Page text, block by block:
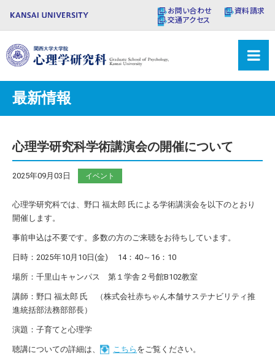
お問い合わせ
資料請求
交通アクセス
最新情報
心理学研究科学術講演会の開催について
2025年09月03日 イベント
心理学研究科では、野口 福太郎 氏による学術講演会を以下のとおり
開催します。
事前申込は不要です。多数の方のご来聴をお待ちしています。
日時：2025年10月10日(金) 14：40～16：10
場所：千里山キャンパス 第１学舎２号館B102教室
講師：野口 福太郎 氏 （株式会社赤ちゃん本舗サステナビリティ推
進統括部法務部部長）
演題：子育てと心理学
聴講についての詳細は、 こちら をご覧ください。